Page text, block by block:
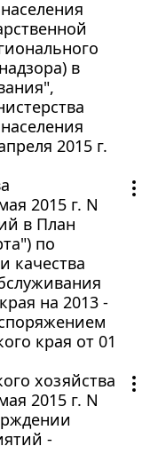
в
2015 г.
2015 г. N
в План
по
качества
на 2013 -
края от 01
хозяйства
2015 г. N
-